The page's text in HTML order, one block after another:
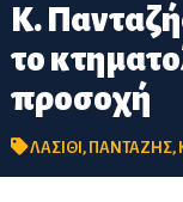
Κ.
το
προσοχή
ΛΑΣΙΘΙ, ΠΑΝΤΑΖΗΣ,